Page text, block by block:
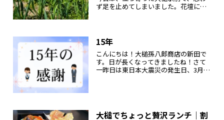
ず足を止めてしまいました。花壇には
桜が咲き始めていて、春の訪れを静か
に...
15年
こんにちは！大槌孫八郎商店の新田で
す。日が長くなってきましたね！さて
一昨日は東日本大震災の発生日、3月11
大槌でちょっと贅沢ランチ｜割